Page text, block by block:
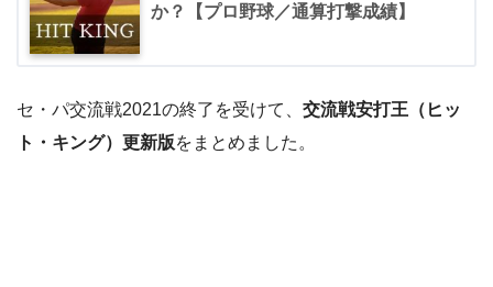
か？【プロ野球／通算打撃成績】
セ・パ交流戦2021の終了を受けて、 交流戦安打王（ヒッ
ト・キング）更新版をまとめました。